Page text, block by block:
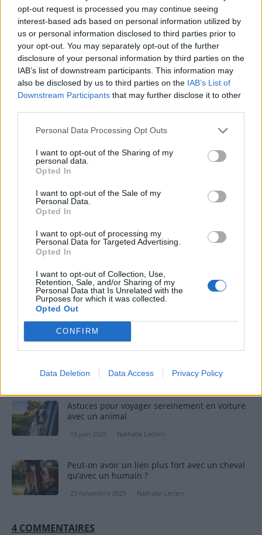
opt-out request is processed you may continue seeing
interest-based ads based on personal information utilized by
us or personal information disclosed to third parties prior to
your opt-out. You may separately opt-out of the further
disclosure of your personal information by third parties on the
IAB’s list of downstream participants. This information may
also be disclosed by us to third parties on the IAB’s List of
Downstream Participants that may further disclose it to other
Personal Data Processing Opt Outs
I want to opt-out of the Sharing of my
personal data.
Opted In
I want to opt-out of the Sale of my
Personal Data.
Opted In
I want to opt-out of processing my
Personal Data for Targeted Advertising.
Opted In
I want to opt-out of Collection, Use,
Retention, Sale, and/or Sharing of my
Personal Data that Is Unrelated with the
Purposes for which it was collected.
Opted Out
CONFIRM
Data Deletion Data Access Privacy Policy
de vie sain, écologique et durable, elle s’engage depuis de
nombreuses années en faveur des produits biologiques et
des solutions de ménage respectueuses de l’environnement.
Grâce à cette double casquette de journaliste et de maman
engagée, Nathalie propose des conseils pratiques, fiables et
accessibles, permettant à ses lecteurs de mieux naviguer
dans les enjeux de la santé moderne tout en adoptant des
habitudes plus saines et respectueuses de la planète.
Pourquoi certains animaux deviennent
22 décembre 2025 Nathalie Leclerc
lèche les pieds
3 décembre 2025
Comment vous pouvez aider : Soutenir les
refuges et associations
2 septembre 2025 Nathalie Leclerc
Astuces pour voyager sereinement en voiture
avec un animal
19 juin 2025 Nathalie Leclerc
Peut-on avoir un lien plus fort avec un cheval
qu’avec un humain ?
23 novembre 2025 Nathalie Leclerc
4 COMMENTAIRES